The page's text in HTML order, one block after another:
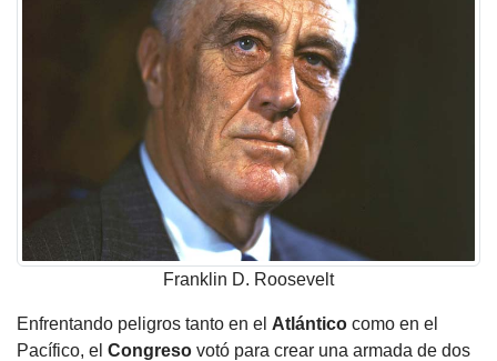
Franklin D. Roosevelt
Enfrentando peligros tanto en el Atlántico como en el
Pacífico, el Congreso votó para crear una armada de dos